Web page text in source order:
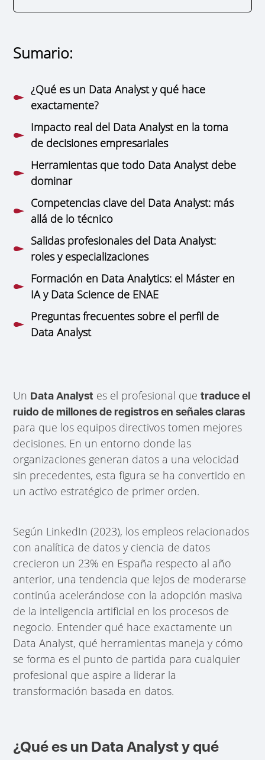
Sumario:
¿Qué es un Data Analyst y qué hace
exactamente?
Impacto real del Data Analyst en la toma
de decisiones empresariales
Herramientas que todo Data Analyst debe
dominar
Competencias clave del Data Analyst: más
allá de lo técnico
Salidas profesionales del Data Analyst:
roles y especializaciones
Formación en Data Analytics: el Máster en
IA y Data Science de ENAE
Preguntas frecuentes sobre el perfil de
Data Analyst
Un Data Analyst es el profesional quetraduce el
ruido de millones de registros en señales claras
para que los equipos directivos tomen mejores
decisiones. En un entorno donde las
organizaciones generan datos a una velocidad
sin precedentes, esta figura se ha convertido en
un activo estratégico de primer orden.
Según LinkedIn (2023), los empleos relacionados
con analítica de datos y ciencia de datos
crecieron un 23% en España respecto al año
anterior, una tendencia que lejos de moderarse
continúa acelerándose con la adopción masiva
de la inteligencia artificial en los procesos de
negocio. Entender qué hace exactamente un
Data Analyst, qué herramientas maneja y cómo
se forma es el punto de partida para cualquier
profesional que aspire a liderar la
transformación basada en datos.
¿Qué es un Data Analyst y qué